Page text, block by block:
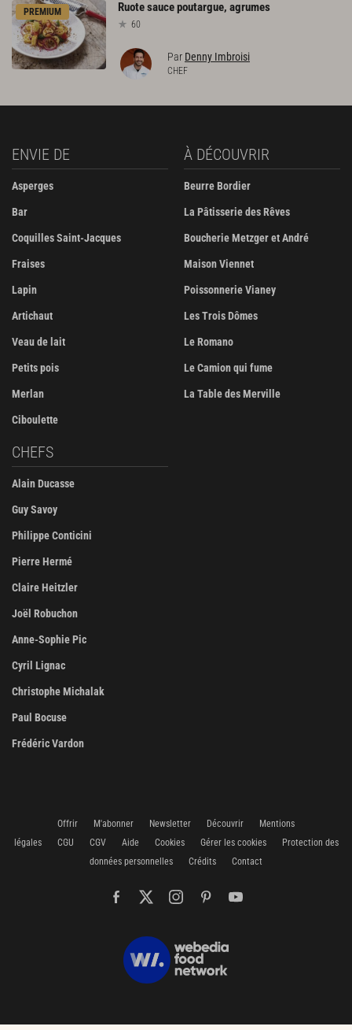
PREMIUM Ruotesaucepoutargue, agrumes
60
Par Denny Imbroisi
CHEF
ENVIE DE
Asperges
Bar
Coquilles Saint-Jacques
Fraises
Lapin
Artichaut
Veau de lait
Petits pois
Merlan
Ciboulette
À DÉCOUVRIR
Beurre Bordier
La Pâtisserie des Rêves
Boucherie Metzger et André
Maison Viennet
Poissonnerie Vianey
Les Trois Dômes
Le Romano
Le Camion qui fume
La Table des Merville
CHEFS
Alain Ducasse
Guy Savoy
Philippe Conticini
Pierre Hermé
Claire Heitzler
Joël Robuchon
Anne-Sophie Pic
Cyril Lignac
Christophe Michalak
Paul Bocuse
Frédéric Vardon
Offrir M'abonner Newsletter Découvrir
Mentions
légales
CGU CGV Aide Cookies Gérer les cookies
Protection des
données personnelles
Crédits Contact